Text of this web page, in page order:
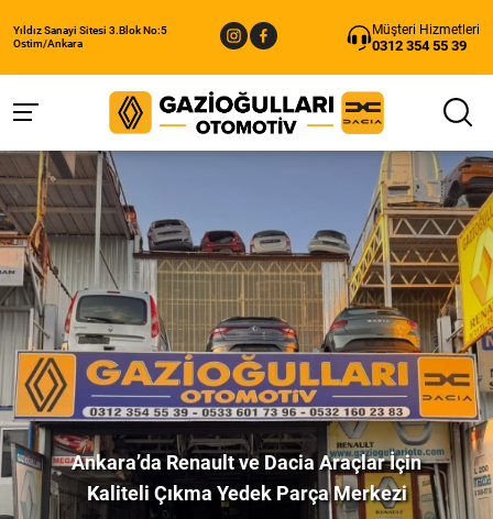
Yıldız Sanayi Sitesi 3.Blok No:5
Ostim/Ankara
Müşteri Hizmetleri
0312 354 55 39
Ankara’da Renault ve Dacia Araçlar İçin
Kaliteli Çıkma Yedek Parça Merkezi